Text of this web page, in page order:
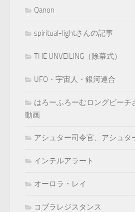
Qanon
spiritual-lightさんの記事
THE UNVEILING（除幕式）
UFO・宇宙人・銀河連合
はろーふろーむロングビーチ
動画
アシュター司令官、アシュタ
インテルアラート
オーロラ・レイ
コブラレジスタンス